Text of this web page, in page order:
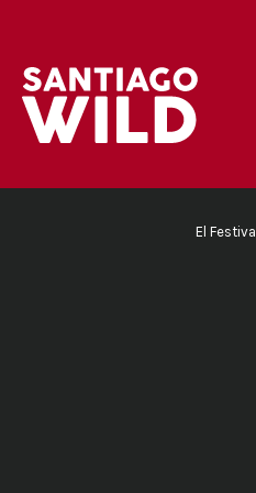
El Festival